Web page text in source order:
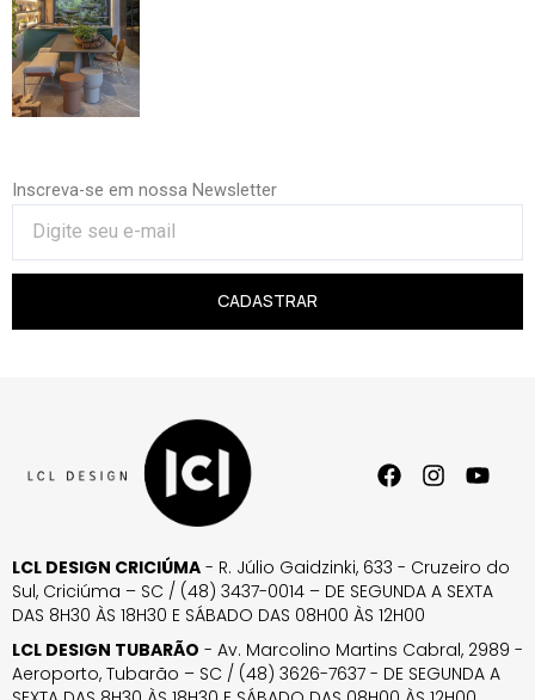
Inscreva-se em nossa Newsletter
CADASTRAR
LCL DESIGN CRICIÚMA - R. Júlio Gaidzinki, 633 - Cruzeiro do
Sul, Criciúma – SC / (48) 3437-0014 – DE SEGUNDA A SEXTA
DAS 8H30 ÀS 18H30 E SÁBADO DAS 08H00 ÀS 12H00
LCL DESIGN TUBARÃO - Av. Marcolino Martins Cabral, 2989 -
Aeroporto, Tubarão – SC / (48) 3626-7637 - DE SEGUNDA A